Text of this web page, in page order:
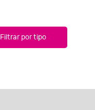
Filtrar por tipo